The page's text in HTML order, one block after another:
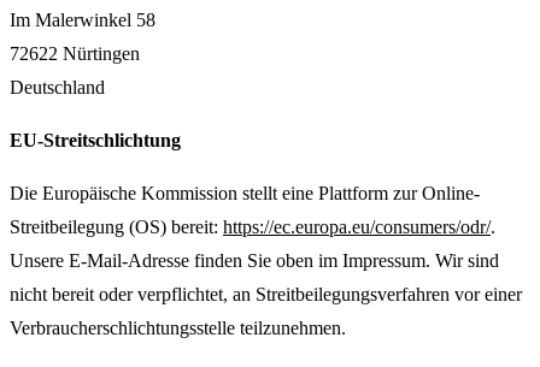
Im Malerwinkel 58
72622 Nürtingen
Deutschland
EU-Streitschlichtung
Die Europäische Kommission stellt eine Plattform zur Online-
Streitbeilegung (OS) bereit: https://ec.europa.eu/consumers/odr/.
Unsere E-Mail-Adresse finden Sie oben im Impressum. Wir sind
nicht bereit oder verpflichtet, an Streitbeilegungsverfahren vor einer
Verbraucherschlichtungsstelle teilzunehmen.